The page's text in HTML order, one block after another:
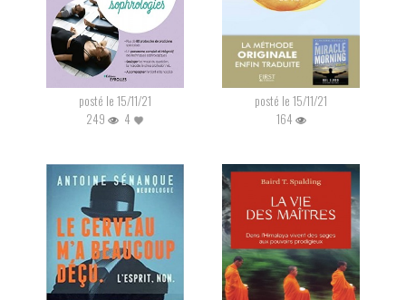
posté le 15/11/21
249
4
posté le 15/11/21
164